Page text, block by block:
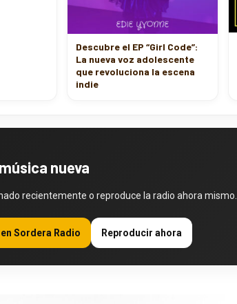
Descubre el EP “Girl Code”:
La nueva voz adolescente
que revoluciona la escena
indie
nueva
recientemente o reproduce la radio ahora mismo.
Sordera Radio Reproducir ahora